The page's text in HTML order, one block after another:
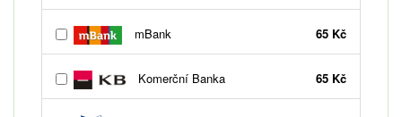
mBank 65 Kč
Komerční Banka 65 Kč